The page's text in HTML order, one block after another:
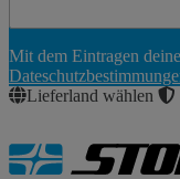
Abonnieren
Mit dem Eintragen
Lieferland wählen